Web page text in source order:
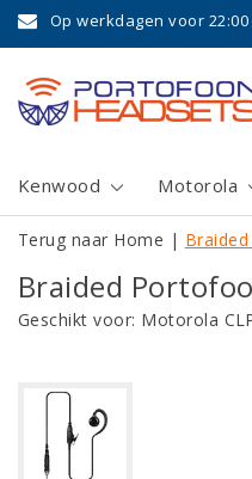
Op werkdagen voor
Kenwood Motorola
Terug naar Home |
Braided
Geschikt voor: Motorola